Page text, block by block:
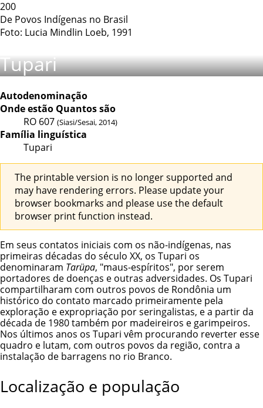
200
De Povos Indígenas no Brasil
Foto: Lucia Mindlin Loeb, 1991
Tupari
Autodenominação
Onde estão Quantos são
RO 607 (Siasi/Sesai, 2014)
Família linguística
Tupari
The printable version is no longer supported and
may have rendering errors. Please update your
browser bookmarks and please use the default
browser print function instead.
Em seus contatos iniciais com os não-indígenas, nas
primeiras décadas do século XX, os Tupari os
denominaram Tarüpa, "maus-espíritos", por serem
portadores de doenças e outras adversidades. Os Tupari
compartilharam com outros povos de Rondônia um
histórico do contato marcado primeiramente pela
exploração e expropriação por seringalistas, e a partir da
década de 1980 também por madeireiros e garimpeiros.
Nos últimos anos os Tupari vêm procurando reverter esse
quadro e lutam, com outros povos da região, contra a
instalação de barragens no rio Branco.
Localização e população